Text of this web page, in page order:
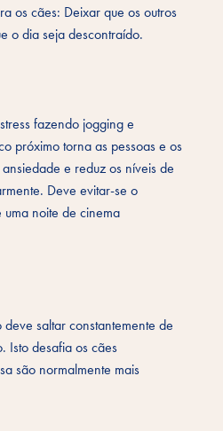
os cães: Deixar que os outros
o dia seja descontraído.
fazendo jogging e
próximo torna as pessoas e os
e reduz os níveis de
Deve evitar-se o
noite de cinema
saltar constantemente de
Isto desafia os cães
são normalmente mais